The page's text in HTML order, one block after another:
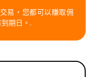
易，您都可以賺取佣
期日。.